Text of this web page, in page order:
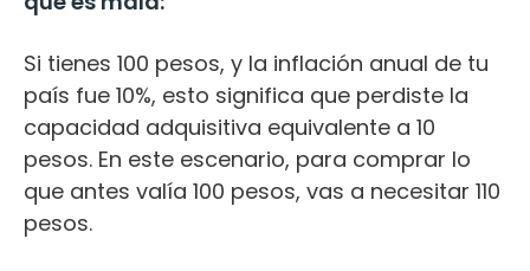
Si tienes 100 pesos, y la inflación anual de tu
país fue 10%, esto significa que perdiste la
capacidad adquisitiva equivalente a 10
pesos. En este escenario, para comprar lo
que antes valía 100 pesos, vas a necesitar 110
pesos.